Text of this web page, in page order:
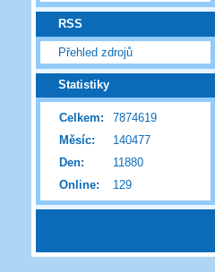
RSS
Přehled zdrojů
Statistiky
Online: 129
Celkem:
7874619
Měsíc:
140477
Den:
11880